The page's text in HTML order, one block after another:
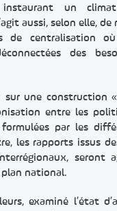
un
aussi, selon elle, de
de centralisation
des
sur une construction
entre les
par les
les rapports issus
seront
plan national.
examiné l’état